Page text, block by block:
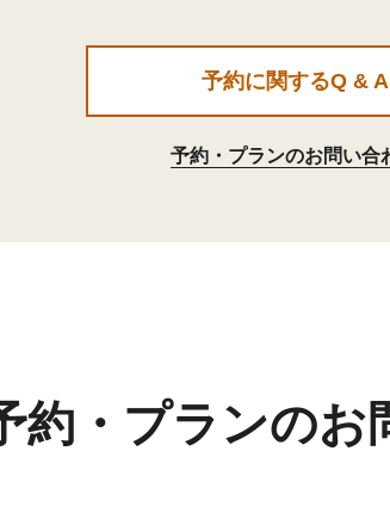
予約に関するQ & A
予約・プランのお問い合
約・プランのお